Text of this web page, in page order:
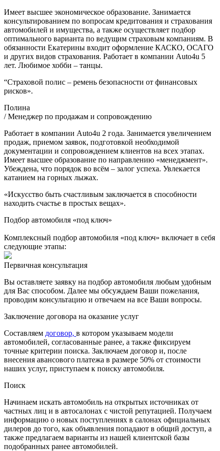
Имеет высшее экономическое образование. Занимается
консультированием по вопросам кредитования и страхования
автомобилей и имущества, а также осуществляет подбор
оптимального варианта по ведущим страховым компаниям. В
обязанности Екатерины входит оформление КАСКО, ОСАГО
и других видов страхования. Работает в компании Auto4u 5
лет. Любимое хобби – танцы.
“Страховой полис – ремень безопасности от финансовых
рисков».
Полина
/ Менеджер по продажам и сопровождению
Работает в компании Auto4u 2 года. Занимается увеличением
продаж, приемом заявок, подготовкой необходимой
документации и сопровождением клиентов на всех этапах.
Имеет высшее образование по направлению «менеджмент».
Убеждена, что порядок во всём – залог успеха. Увлекается
катанием на горных лыжах.
«Искусство быть счастливым заключается в способности
находить счастье в простых вещах».
Подбор автомобиля «под ключ»
Комплексный подбор автомобиля «под ключ» включает в себя
следующие этапы:
Первичная консультация
Вы оставляете заявку на подбор автомобиля любым удобным
для Вас способом. Далее мы обсуждаем Ваши пожелания,
проводим консультацию и отвечаем на все Ваши вопросы.
Заключение договора на оказание услуг
Составляем договор, в котором указываем модели
автомобилей, согласованные ранее, а также фиксируем
точные критерии поиска. Заключаем договор и, после
внесения авансового платежа в размере 50% от стоимости
наших услуг, приступаем к поиску автомобиля.
Поиск
Начинаем искать автомобиль на открытых источниках от
частных лиц и в автосалонах с чистой репутацией. Получаем
информацию о новых поступлениях в салонах официальных
дилеров до того, как объявления попадают в общий доступ, а
также предлагаем варианты из нашей клиентской базы
подобранных ранее автомобилей.